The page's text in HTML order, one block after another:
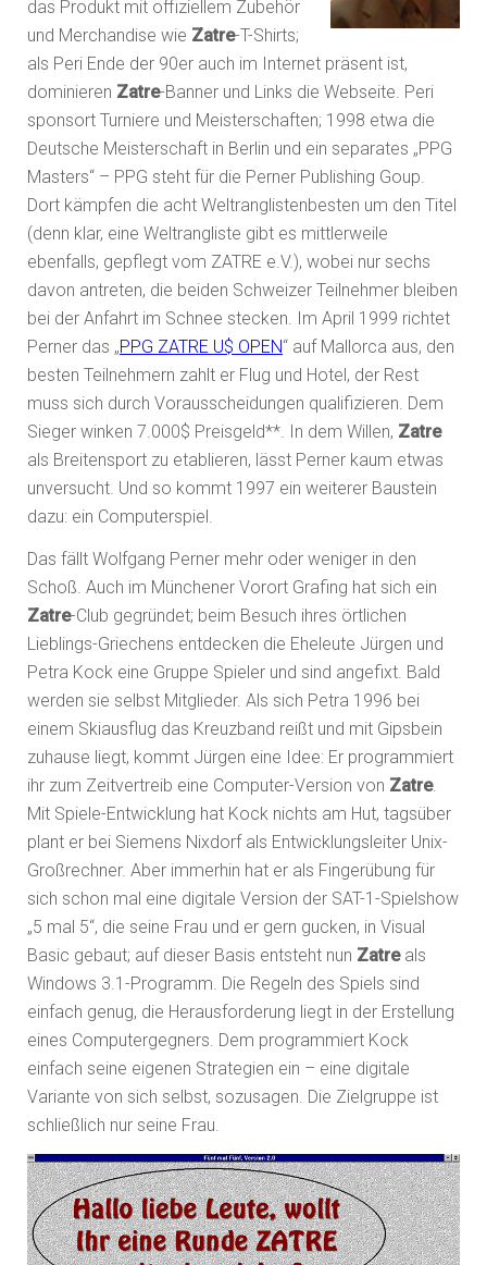
das Produkt mit offiziellem Zubehör
und Merchandise wie Zatre-T-Shirts;
als Peri Ende der 90er auch im Internet präsent ist,
dominieren Zatre-Banner und Links die Webseite. Peri
sponsort Turniere und Meisterschaften; 1998 etwa die
Deutsche Meisterschaft in Berlin und ein separates „PPG
Masters“ – PPG steht für die Perner Publishing Goup.
Dort kämpfen die acht Weltranglistenbesten um den Titel
(denn klar, eine Weltrangliste gibt es mittlerweile
ebenfalls, gepflegt vom ZATRE e.V.), wobei nur sechs
davon antreten, die beiden Schweizer Teilnehmer bleiben
bei der Anfahrt im Schnee stecken. Im April 1999 richtet
Perner das „PPG ZATRE U$ OPEN“ auf Mallorca aus, den
besten Teilnehmern zahlt er Flug und Hotel, der Rest
muss sich durch Vorausscheidungen qualifizieren. Dem
Sieger winken 7.000$ Preisgeld**. In dem Willen, Zatre
als Breitensport zu etablieren, lässt Perner kaum etwas
unversucht. Und so kommt 1997 ein weiterer Baustein
dazu: ein Computerspiel.
Das fällt Wolfgang Perner mehr oder weniger in den
Schoß. Auch im Münchener Vorort Grafing hat sich ein
Zatre-Club gegründet; beim Besuch ihres örtlichen
Lieblings-Griechens entdecken die Eheleute Jürgen und
Petra Kock eine Gruppe Spieler und sind angefixt. Bald
werden sie selbst Mitglieder. Als sich Petra 1996 bei
einem Skiausflug das Kreuzband reißt und mit Gipsbein
zuhause liegt, kommt Jürgen eine Idee: Er programmiert
ihr zum Zeitvertreib eine Computer-Version von Zatre.
Mit Spiele-Entwicklung hat Kock nichts am Hut, tagsüber
plant er bei Siemens Nixdorf als Entwicklungsleiter Unix-
Großrechner. Aber immerhin hat er als Fingerübung für
sich schon mal eine digitale Version der SAT-1-Spielshow
„5 mal 5“, die seine Frau und er gern gucken, in Visual
Basic gebaut; auf dieser Basis entsteht nun Zatre als
Windows 3.1-Programm. Die Regeln des Spiels sind
einfach genug, die Herausforderung liegt in der Erstellung
eines Computergegners. Dem programmiert Kock
einfach seine eigenen Strategien ein – eine digitale
Variante von sich selbst, sozusagen. Die Zielgruppe ist
schließlich nur seine Frau.